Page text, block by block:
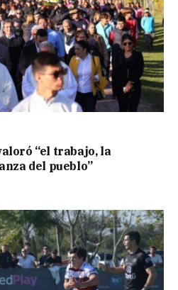
“el trabajo, la
del pueblo”